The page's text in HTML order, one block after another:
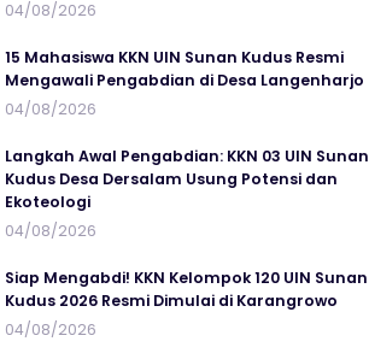
04/08/2026
15 Mahasiswa KKN UIN Sunan Kudus Resmi
Mengawali Pengabdian di Desa Langenharjo
04/08/2026
Langkah Awal Pengabdian: KKN 03 UIN Sunan
Kudus Desa Dersalam Usung Potensi dan
Ekoteologi
04/08/2026
Siap Mengabdi! KKN Kelompok 120 UIN Sunan
Kudus 2026 Resmi Dimulai di Karangrowo
04/08/2026